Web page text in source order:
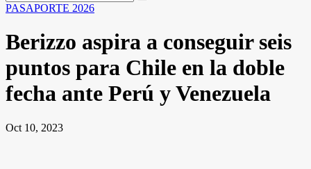
PASAPORTE 2026
Berizzo aspira a conseguir seis
puntos para Chile en la doble
fecha ante Perú y Venezuela
Oct 10, 2023